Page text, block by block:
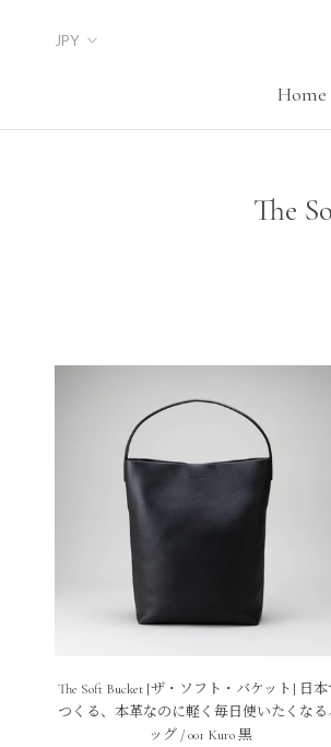
Home
The
The Soft Bucket [ザ・ソフト・バケット] 日本
つくる、本革なのに軽く毎日使いたくなる
ッグ / 001 Kuro 黒